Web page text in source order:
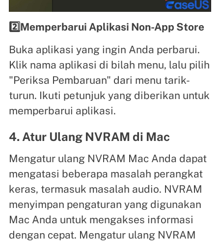
2️⃣Memperbarui Aplikasi Non-App Store
Buka aplikasi yang ingin Anda perbarui.
Klik nama aplikasi di bilah menu, lalu pilih
"Periksa Pembaruan" dari menu tarik-
turun. Ikuti petunjuk yang diberikan untuk
memperbarui aplikasi.
4. Atur Ulang NVRAM di Mac
Mengatur ulang NVRAM Mac Anda dapat
mengatasi beberapa masalah perangkat
keras, termasuk masalah audio. NVRAM
menyimpan pengaturan yang digunakan
Mac Anda untuk mengakses informasi
dengan cepat. Mengatur ulang NVRAM